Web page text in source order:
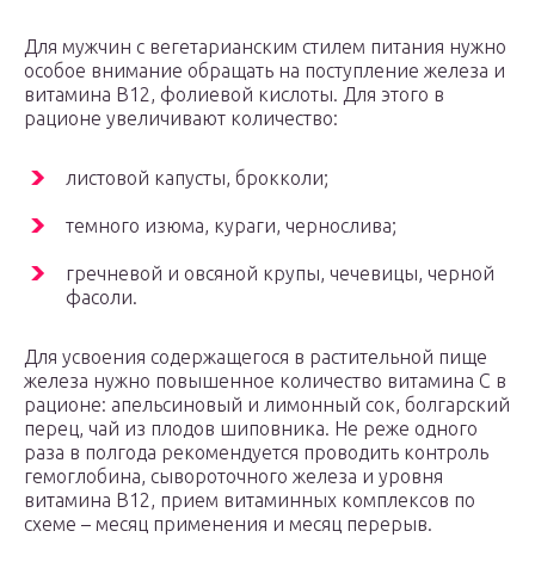
Для мужчин с вегетарианским стилем питания нужно
особое внимание обращать на поступление железа и
витамина В12, фолиевой кислоты. Для этого в
рационе увеличивают количество:
листовой капусты, брокколи;
темного изюма, кураги, чернослива;
гречневой и овсяной крупы, чечевицы, черной
фасоли.
Для усвоения содержащегося в растительной пище
железа нужно повышенное количество витамина С в
рационе: апельсиновый и лимонный сок, болгарский
перец, чай из плодов шиповника. Не реже одного
раза в полгода рекомендуется проводить контроль
гемоглобина, сывороточного железа и уровня
витамина В12, прием витаминных комплексов по
схеме – месяц применения и месяц перерыв.